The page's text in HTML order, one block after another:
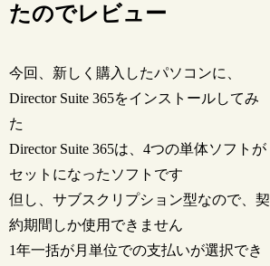
たのでレビュー
今回、新しく購入したパソコンに、
Director Suite 365をインストールしてみ
た
Director Suite 365は、4つの単体ソフトが
セットになったソフトです
但し、サブスクリプション型なので、契
約期間しか使用できません
1年一括が月単位での支払いが選択でき